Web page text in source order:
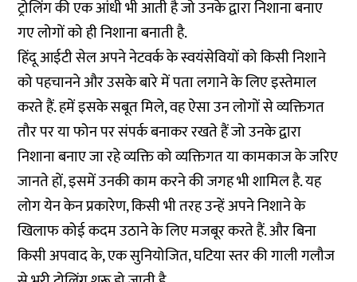
ट्रोलिंग की एक आंधी भी आती है जो उनके द्वारा निशाना बनाए
गए लोगों को ही निशाना बनाती है.
हिंदू आईटी सेल अपने नेटवर्क के स्वयंसेवियों को किसी निशाने
को पहचानने और उसके बारे में पता लगाने के लिए इस्तेमाल
करते हैं. हमें इसके सबूत मिले, वह ऐसा उन लोगों से व्यक्तिगत
तौर पर या फोन पर संपर्क बनाकर रखते हैं जो उनके द्वारा
निशाना बनाए जा रहे व्यक्ति को व्यक्तिगत या कामकाज के जरिए
जानते हों, इसमें उनकी काम करने की जगह भी शामिल है. यह
लोग येन केन प्रकारेण, किसी भी तरह उन्हें अपने निशाने के
खिलाफ कोई कदम उठाने के लिए मजबूर करते हैं. और बिना
किसी अपवाद के, एक सुनियोजित, घटिया स्तर की गाली गलौज